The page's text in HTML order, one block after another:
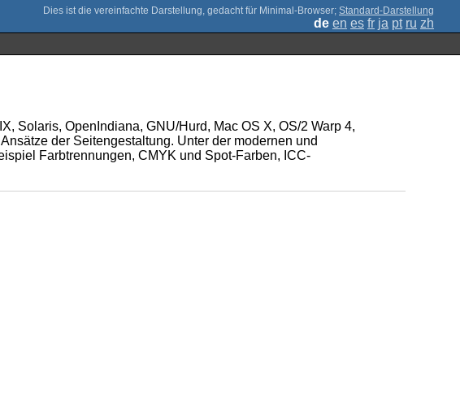
; Standard-Darstellung
de en es fr ja pt ru zh
Solaris, OpenIndiana, GNU/Hurd, Mac OS X, OS/2 Warp 4,
der Seitengestaltung. Unter der modernen und
Farbtrennungen, CMYK und Spot-Farben, ICC-